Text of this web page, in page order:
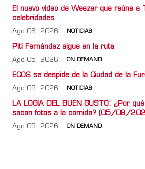
El nuevo video de Weezer que reúne a
celebridades
Ago 06, 2026 NOTICIAS
Piti Fernández sigue en la ruta
Ago 05, 2026 ON DEMAND
ECOS se despide de la Ciudad de la
Ago 05, 2026 NOTICIAS
LA LOGIA DEL BUEN GUSTO: ¿Por
sacan fotos a la comida? (05/08/
Ago 05, 2026 ON DEMAND